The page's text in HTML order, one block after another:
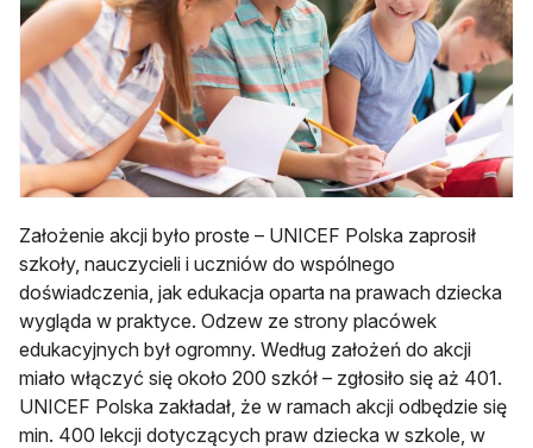
Założenie akcji było proste – UNICEF Polska zaprosił
szkoły, nauczycieli i uczniów do wspólnego
doświadczenia, jak edukacja oparta na prawach dziecka
wygląda w praktyce. Odzew ze strony placówek
edukacyjnych był ogromny. Według założeń do akcji
miało włączyć się około 200 szkół – zgłosiło się aż 401.
UNICEF Polska zakładał, że w ramach akcji odbędzie się
min. 400 lekcji dotyczących praw dziecka w szkole, w